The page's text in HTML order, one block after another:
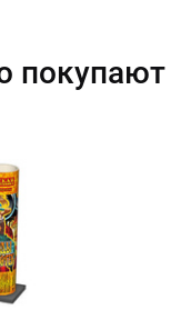
покупают